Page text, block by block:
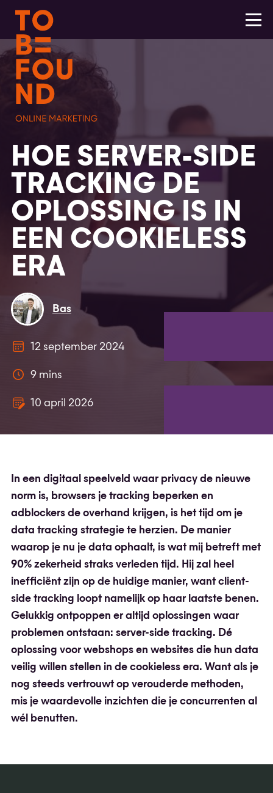
HOE SERVER-SIDE
TRACKING DE
OPLOSSING IS IN
EEN COOKIELESS
ERA
Bas
12 september 2024
9 mins
10 april 2026
In een digitaal speelveld waar privacy de nieuwe
norm is, browsers je tracking beperken en
adblockers de overhand krijgen, is het tijd om je
data tracking strategie te herzien. De manier
waarop je nu je data ophaalt, is wat mij betreft met
90% zekerheid straks verleden tijd. Hij zal heel
inefficiënt zijn op de huidige manier, want client-
side tracking loopt namelijk op haar laatste benen.
Gelukkig ontpoppen er altijd oplossingen waar
problemen ontstaan: server-side tracking. Dé
oplossing voor webshops en websites die hun data
veilig willen stellen in de cookieless era. Want als je
nog steeds vertrouwt op verouderde methoden,
mis je waardevolle inzichten die je concurrenten al
wél benutten.